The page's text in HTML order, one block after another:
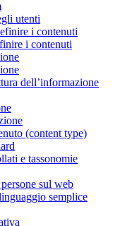
utenti
i contenuti
i contenuti
dell’informazione
(content type)
e tassonomie
sul web
semplice